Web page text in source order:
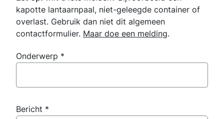
kapotte lantaarnpaal, niet-geleegde container of
overlast. Gebruik dan niet dit algemeen
contactformulier. Maar doe een melding.
Onderwerp *
Bericht *